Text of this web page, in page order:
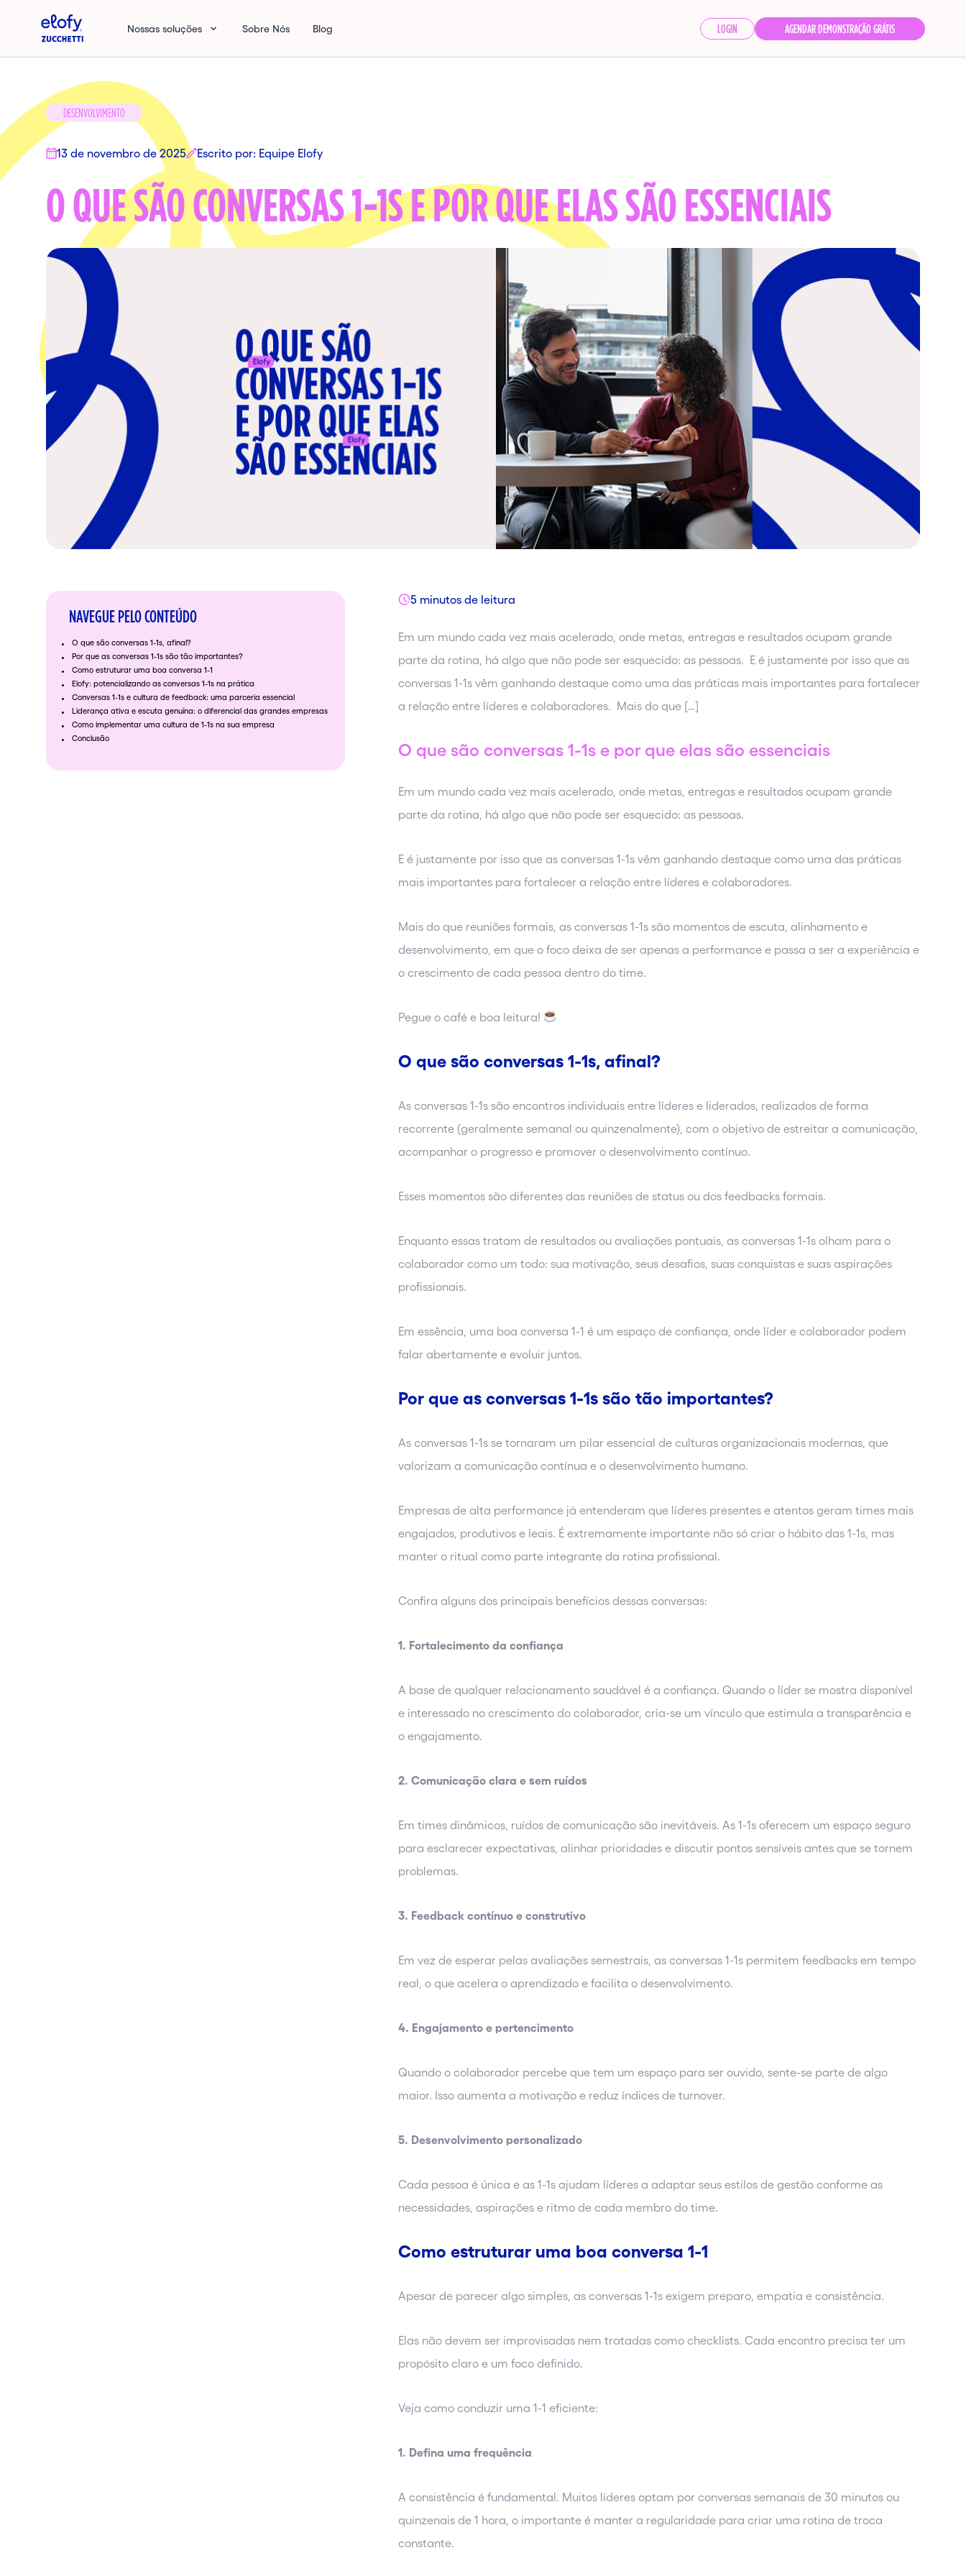
Nossas soluções Sobre Nós Blog LOGIN AGENDAR DEMONSTRAÇÃO GRÁTIS
DESENVOLVIMENTO
13 de novembro de 2025 Escrito por: Equipe Elofy
O QUE SÃO CONVERSAS 1-1S E POR QUE ELAS SÃO ESSENCIAIS
NAVEGUE PELO CONTEÚDO
O que são conversas 1-1s, afinal?
Por que as conversas 1-1s são tão importantes?
Como estruturar uma boa conversa 1-1
Elofy: potencializando as conversas 1-1s na prática
Conversas 1-1s e cultura de feedback: uma parceria essencial
Liderança ativa e escuta genuína: o diferencial das grandes empresas
Como implementar uma cultura de 1-1s na sua empresa
Conclusão
5 minutos de leitura
Em um mundo cada vez mais acelerado, onde metas, entregas e resultados ocupam grande
parte da rotina, há algo que não pode ser esquecido: as pessoas. E é justamente por isso que as
conversas 1-1s vêm ganhando destaque como uma das práticas mais importantes para fortalecer
a relação entre líderes e colaboradores. Mais do que […]
O que são conversas 1-1s e por que elas são essenciais
Em um mundo cada vez mais acelerado, onde metas, entregas e resultados ocupam grande
parte da rotina, há algo que não pode ser esquecido: as pessoas.
E é justamente por isso que as conversas 1-1s vêm ganhando destaque como uma das práticas
mais importantes para fortalecer a relação entre líderes e colaboradores.
Mais do que reuniões formais, as conversas 1-1s são momentos de escuta, alinhamento e
desenvolvimento, em que o foco deixa de ser apenas a performance e passa a ser a experiência e
o crescimento de cada pessoa dentro do time.
Pegue o café e boa leitura!
O que são conversas 1-1s, afinal?
As conversas 1-1s são encontros individuais entre líderes e liderados, realizados de forma
recorrente (geralmente semanal ou quinzenalmente), com o objetivo de estreitar a comunicação,
acompanhar o progresso e promover o desenvolvimento contínuo.
Esses momentos são diferentes das reuniões de status ou dos feedbacks formais.
Enquanto essas tratam de resultados ou avaliações pontuais, as conversas 1-1s olham para o
colaborador como um todo: sua motivação, seus desafios, suas conquistas e suas aspirações
profissionais.
Em essência, uma boa conversa 1-1 é um espaço de confiança, onde líder e colaborador podem
falar abertamente e evoluir juntos.
Por que as conversas 1-1s são tão importantes?
As conversas 1-1s se tornaram um pilar essencial de culturas organizacionais modernas, que
valorizam a comunicação contínua e o desenvolvimento humano.
Empresas de alta performance já entenderam que líderes presentes e atentos geram times mais
engajados, produtivos e leais. É extremamente importante não só criar o hábito das 1-1s, mas
manter o ritual como parte integrante da rotina profissional.
Confira alguns dos principais benefícios dessas conversas:
1. Fortalecimento da confiança
A base de qualquer relacionamento saudável é a confiança. Quando o líder se mostra disponível
e interessado no crescimento do colaborador, cria-se um vínculo que estimula a transparência e
o engajamento.
2. Comunicação clara e sem ruídos
Em times dinâmicos, ruídos de comunicação são inevitáveis. As 1-1s oferecem um espaço seguro
para esclarecer expectativas, alinhar prioridades e discutir pontos sensíveis antes que se tornem
problemas.
3. Feedback contínuo e construtivo
Em vez de esperar pelas avaliações semestrais, as conversas 1-1s permitem feedbacks em tempo
real, o que acelera o aprendizado e facilita o desenvolvimento.
4. Engajamento e pertencimento
Quando o colaborador percebe que tem um espaço para ser ouvido, sente-se parte de algo
maior. Isso aumenta a motivação e reduz índices de turnover.
5. Desenvolvimento personalizado
Cada pessoa é única e as 1-1s ajudam líderes a adaptar seus estilos de gestão conforme as
necessidades, aspirações e ritmo de cada membro do time.
Como estruturar uma boa conversa 1-1
Apesar de parecer algo simples, as conversas 1-1s exigem preparo, empatia e consistência.
Elas não devem ser improvisadas nem tratadas como checklists. Cada encontro precisa ter um
propósito claro e um foco definido.
Veja como conduzir uma 1-1 eficiente:
1. Defina uma frequência
A consistência é fundamental. Muitos líderes optam por conversas semanais de 30 minutos ou
quinzenais de 1 hora, o importante é manter a regularidade para criar uma rotina de troca
constante.